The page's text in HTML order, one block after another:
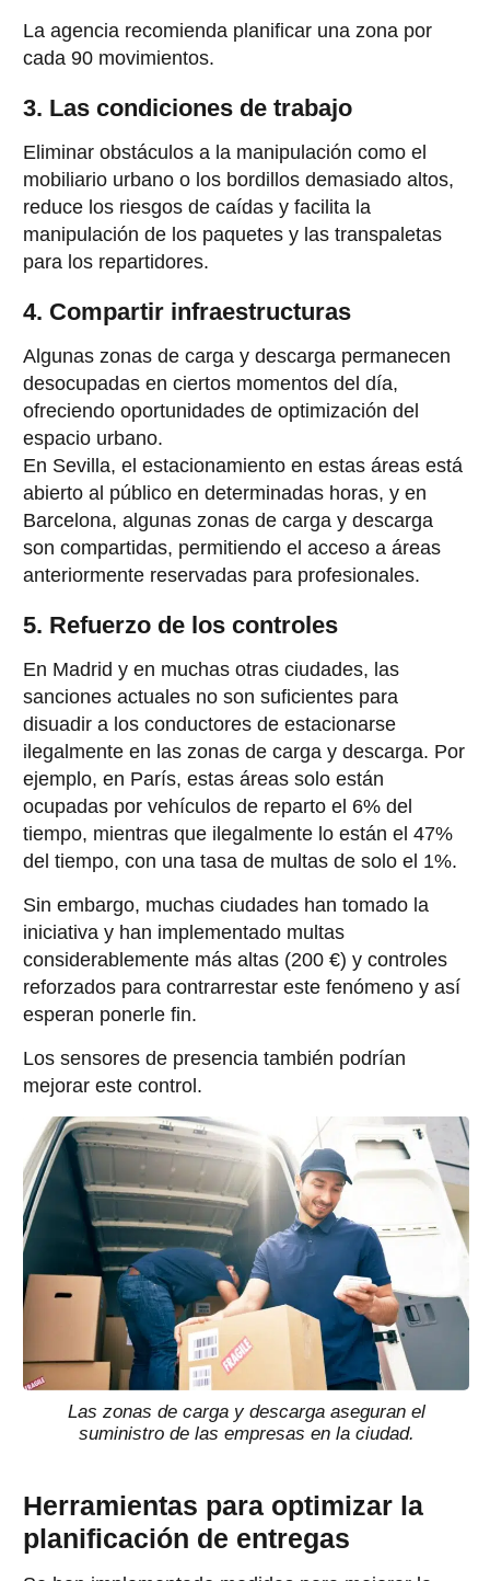
La agencia recomienda planificar una zona por
cada 90 movimientos.
3. Las condiciones de trabajo
Eliminar obstáculos a la manipulación como el
mobiliario urbano o los bordillos demasiado altos,
reduce los riesgos de caídas y facilita la
manipulación de los paquetes y las transpaletas
para los repartidores.
4. Compartir infraestructuras
Algunas zonas de carga y descarga permanecen
desocupadas en ciertos momentos del día,
ofreciendo oportunidades de optimización del
espacio urbano.
En Sevilla, el estacionamiento en estas áreas está
abierto al público en determinadas horas, y en
Barcelona, algunas zonas de carga y descarga
son compartidas, permitiendo el acceso a áreas
anteriormente reservadas para profesionales.
5. Refuerzo de los controles
En Madrid y en muchas otras ciudades, las
sanciones actuales no son suficientes para
disuadir a los conductores de estacionarse
ilegalmente en las zonas de carga y descarga. Por
ejemplo, en París, estas áreas solo están
ocupadas por vehículos de reparto el 6% del
tiempo, mientras que ilegalmente lo están el 47%
del tiempo, con una tasa de multas de solo el 1%.
Sin embargo, muchas ciudades han tomado la
iniciativa y han implementado multas
considerablemente más altas (200 €) y controles
reforzados para contrarrestar este fenómeno y así
esperan ponerle fin.
Los sensores de presencia también podrían
mejorar este control.
Las zonas de carga y descarga aseguran el
suministro de las empresas en la ciudad.
Herramientas para optimizar la
planificación de entregas